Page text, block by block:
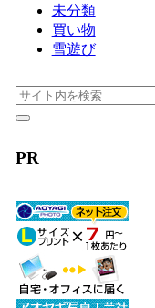
未分類
買い物
雪遊び
PR